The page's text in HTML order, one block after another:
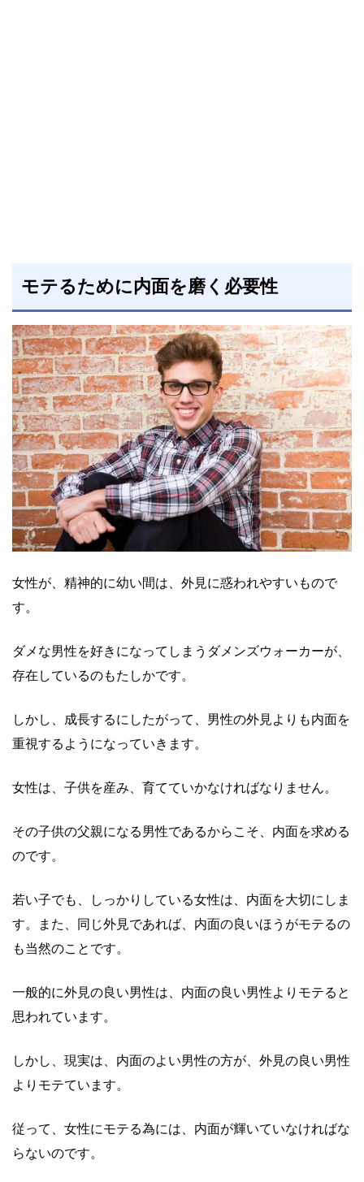
モテるために内面を磨く必要性
女性が、精神的に幼い間は、外見に惑われやすいもので
す。
ダメな男性を好きになってしまうダメンズウォーカーが、
存在しているのもたしかです。
しかし、成長するにしたがって、 男性の外見よりも内面を
重視する ようになっていきます。
女性は、子供を産み、育てていかなければなりません。
その子供の父親になる男性であるからこそ、内面を求める
のです。
若い子でも、しっかりしている女性は、内面を大切にしま
す。また、同じ外見であれば、内面の良いほうがモテるの
も当然のことです。
一般的に外見の良い男性は、内面の良い男性よりモテると
思われています。
しかし、現実は、内面のよい男性の方が、外見の良い男性
よりモテています。
従って、女性にモテる為には、内面が輝いていなければな
らないのです。